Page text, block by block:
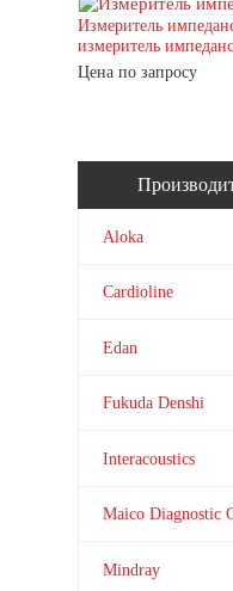
Измеритель
измеритель
Цена по запросу
Aloka
Cardioline
Edan
Fukuda Denshi
Interacoustics
Maico Diagnostic
Mindray